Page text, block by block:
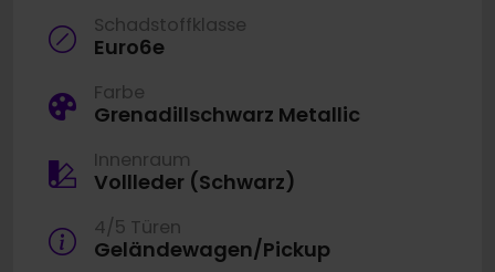
Schadstoffklasse
Euro6e
Farbe
Grenadillschwarz Metallic
Innenraum
Vollleder (Schwarz)
4/5 Türen
Geländewagen/Pickup